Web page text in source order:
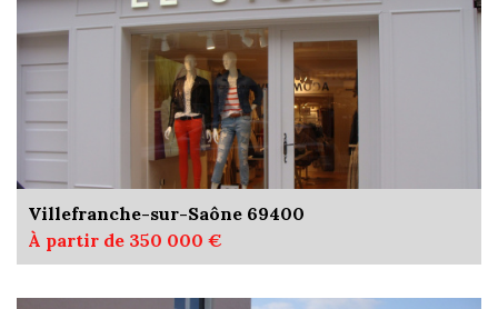
Villefranche-sur-Saône 69400
À partir de 350 000 €